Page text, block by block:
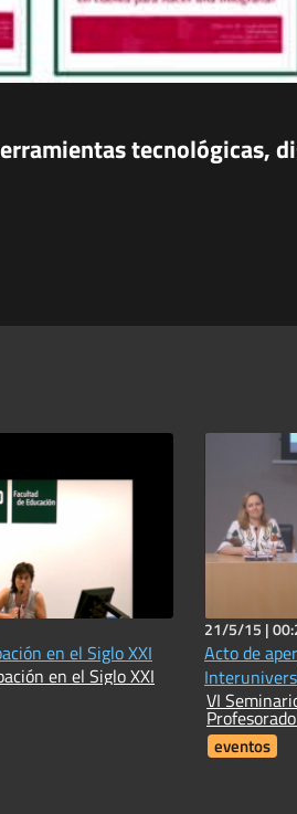
tecnológicas,
en el Siglo XXI
en el Siglo XXI
21/5/15 |
Acto de
VI
eventos